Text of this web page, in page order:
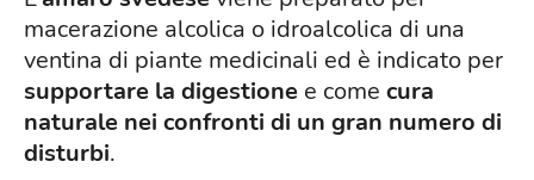
macerazione alcolica o idroalcolica di una
ventina di piante medicinali ed è indicato per
supportare la digestione e come cura
naturale nei confronti di un gran numero di
disturbi.